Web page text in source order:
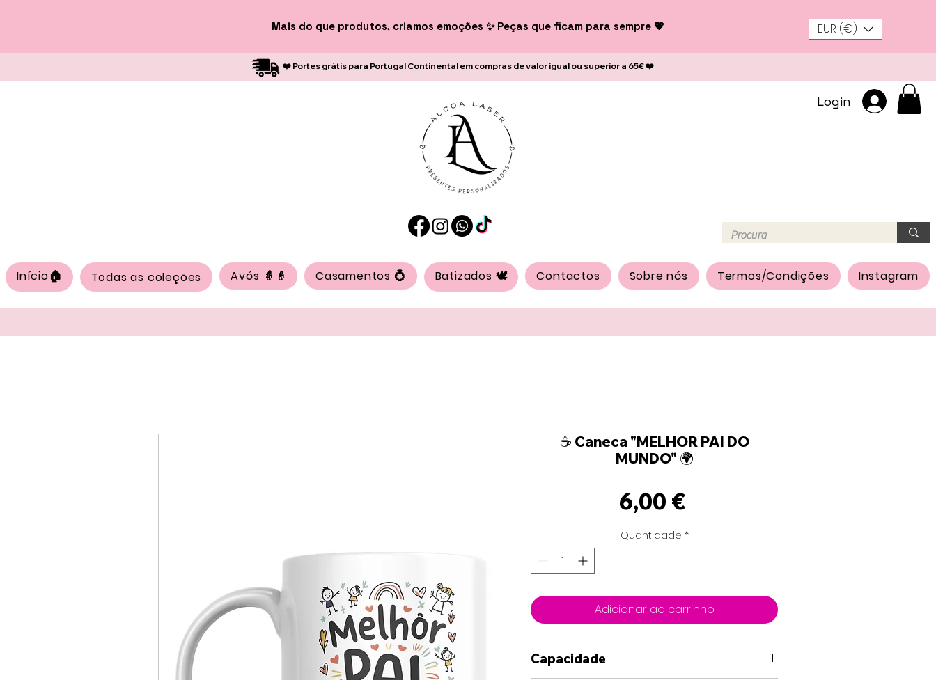
Mais do que produtos, criamos emoções ✨ Peças que ficam para sempre 💖 EUR (€)
❤️ Portes grátis para Portugal Continental em compras de valor igual ou superior a 65€ ❤️
Login
Início🏠 Todas as coleções Avós 👵👴 Casamentos 💍 Batizados 🕊️ Contactos Sobre nós Termos/Condições Instagram
☕ Caneca "MELHOR PAI DO
MUNDO" 🌍
6,00 €
Quantidade *
Adicionar ao carrinho
Capacidade